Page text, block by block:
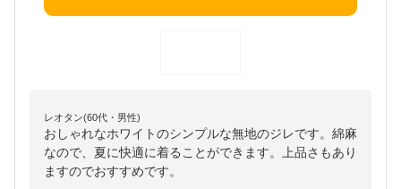
レオタン(60代・男性)
おしゃれなホワイトのシンプルな無地のジレです。綿麻
なので、夏に快適に着ることができます。上品さもあり
ますのでおすすめです。